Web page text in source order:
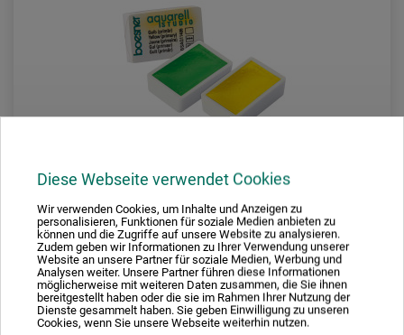
Diese Webseite verwendet Cookies
Wir verwenden Cookies, um Inhalte und Anzeigen zu
personalisieren, Funktionen für soziale Medien anbieten zu
können und die Zugriffe auf unsere Website zu analysieren.
Zudem geben wir Informationen zu Ihrer Verwendung unserer
Website an unsere Partner für soziale Medien, Werbung und
Analysen weiter. Unsere Partner führen diese Informationen
möglicherweise mit weiteren Daten zusammen, die Sie ihnen
bereitgestellt haben oder die sie im Rahmen Ihrer Nutzung der
Dienste gesammelt haben. Sie geben Einwilligung zu unseren
Cookies, wenn Sie unsere Webseite weiterhin nutzen.
boesner – Aquarell Studio
Fin kunstner-akvarelfarve i studiekvalitet